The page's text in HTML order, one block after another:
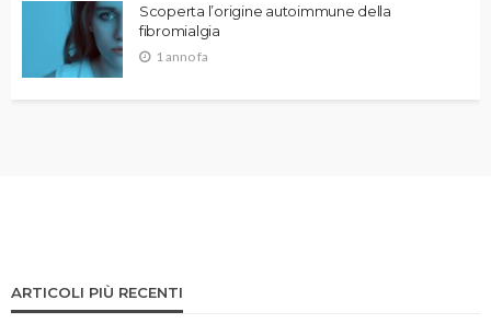
Scoperta l’origine autoimmune della
fibromialgia
1 anno fa
ARTICOLI PIÙ RECENTI